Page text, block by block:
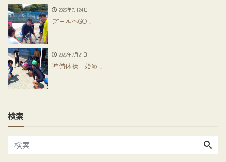
2026年7月24日
プールへGO！
2026年7月21日
準備体操 始め！
検索